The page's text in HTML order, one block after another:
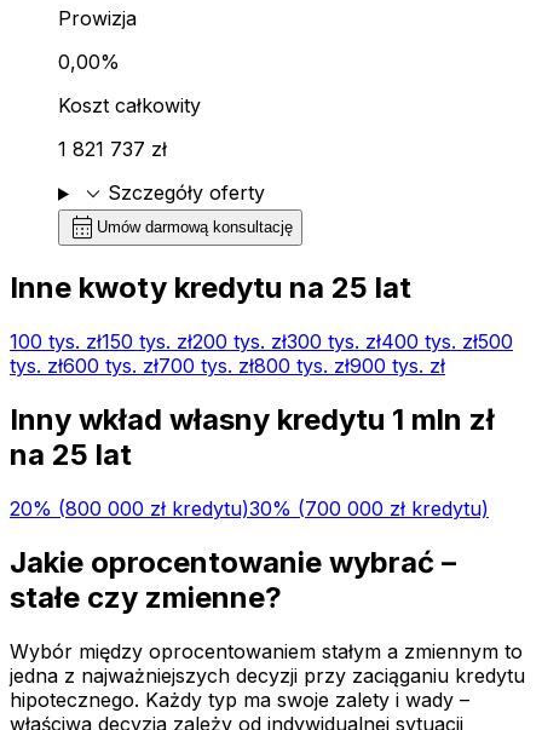
Prowizja
0,00%
Koszt całkowity
1 821 737 zł
expand_more Szczegóły oferty
calendar_month Umów darmową konsultację
Inne kwoty kredytu na 25 lat
100 tys. zł150 tys. zł200 tys. zł300 tys. zł400 tys. zł500
tys. zł600 tys. zł700 tys. zł800 tys. zł900 tys. zł
Inny wkład własny kredytu 1 mln zł
na 25 lat
20% (800 000 zł kredytu)30% (700 000 zł kredytu)
Jakie oprocentowanie wybrać –
stałe czy zmienne?
Wybór między oprocentowaniem stałym a zmiennym to
jedna z najważniejszych decyzji przy zaciąganiu kredytu
hipotecznego. Każdy typ ma swoje zalety i wady –
właściwa decyzja zależy od indywidualnej sytuacji